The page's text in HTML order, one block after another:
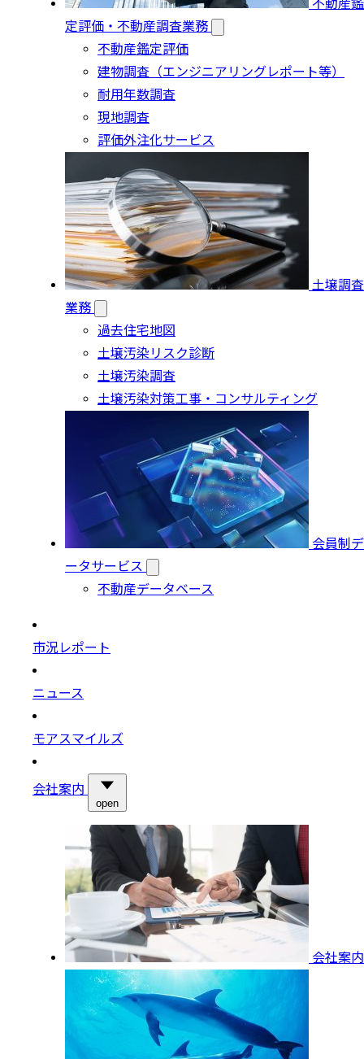
不動産鑑
定評価・不動産調査業務
不動産鑑定評価
建物調査（エンジニアリングレポート等）
耐用年数調査
現地調査
評価外注化サービス
土壌調査
業務
過去住宅地図
土壌汚染リスク診断
土壌汚染調査
土壌汚染対策工事・コンサルティング
会員制デ
ータサービス
不動産データベース
市況レポート
ニュース
モアスマイルズ
会社案内
open
会社案内